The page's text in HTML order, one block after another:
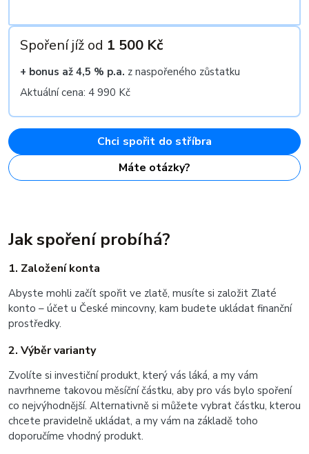
Spoření jíž od 1 500 Kč
+ bonus až 4,5 % p.a. z naspořeného zůstatku
Aktuální cena: 4 990 Kč
Chci spořit do stříbra
Máte otázky?
Jak spoření probíhá?
1. Založení konta
Abyste mohli začít spořit ve zlatě, musíte si založit Zlaté
konto – účet u České mincovny, kam budete ukládat finanční
prostředky.
2. Výběr varianty
Zvolíte si investiční produkt, který vás láká, a my vám
navrhneme takovou měsíční částku, aby pro vás bylo spoření
co nejvýhodnější. Alternativně si můžete vybrat částku, kterou
chcete pravidelně ukládat, a my vám na základě toho
doporučíme vhodný produkt.